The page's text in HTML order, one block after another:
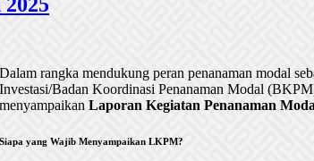
Dalam rangka mendukung peran penanaman modal
Investasi/Badan Koordinasi Penanaman Modal
menyampaikan Laporan Kegiatan Penanaman
Siapa yang Wajib Menyampaikan LKPM?